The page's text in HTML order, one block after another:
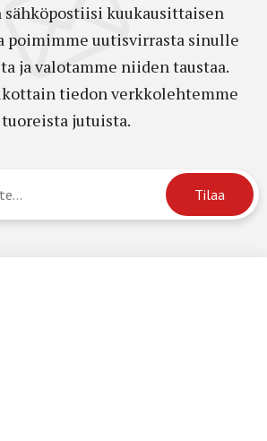
sähköpostiisi kuukausittaisen
poimimme uutisvirrasta sinulle
ja valotamme niiden taustaa.
tiedon verkkolehtemme
tuoreista jutuista.